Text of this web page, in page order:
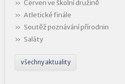
Červen ve školní družině
Atletické finále
Soutěž poznávání přírodnin
Saláty
všechny aktuality